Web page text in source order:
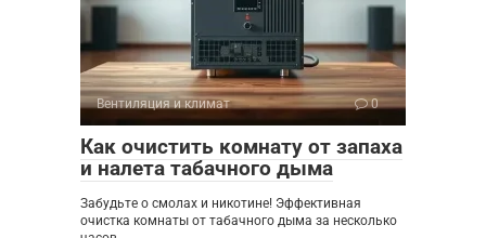
Вентиляция и климат 0
Как очистить комнату от запаха
и налета табачного дыма
Забудьте о смолах и никотине! Эффективная
очистка комнаты от табачного дыма за несколько